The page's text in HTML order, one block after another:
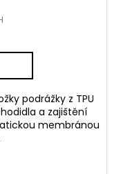
podrážky z TPU
a zajištění
membránou